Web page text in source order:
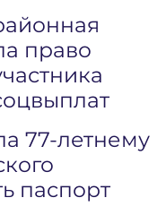
право
77-летнему
паспорт